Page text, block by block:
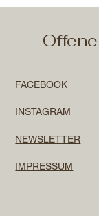
FACEBOOK
INSTAGRAM
NEWSLETTER
IMPRESSUM